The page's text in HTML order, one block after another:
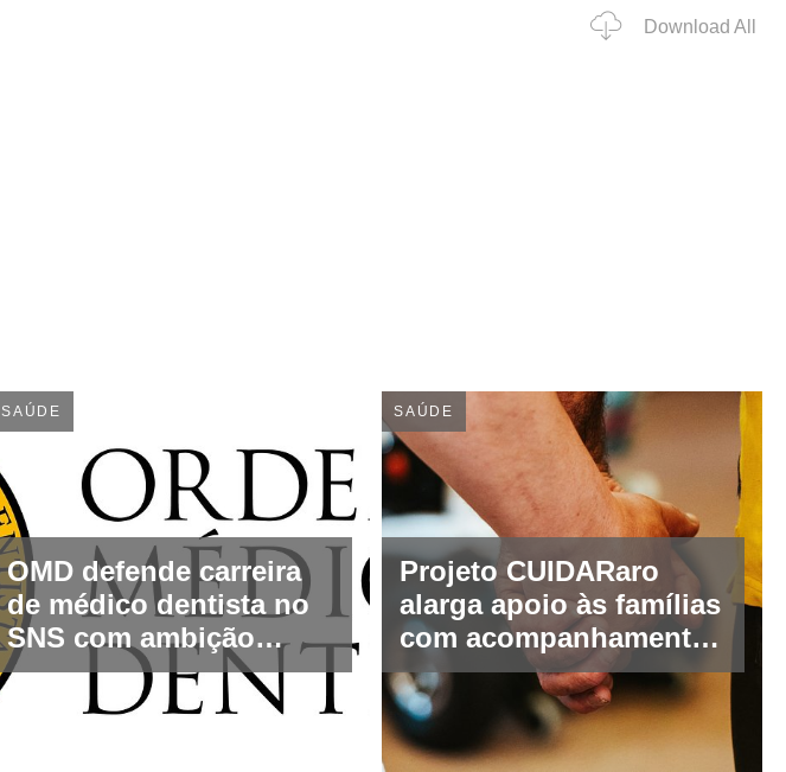
Download All
SAÚDE
OMD defende carreira
de médico dentista no
SNS com ambição
equivalente à carreira
médica
SAÚDE
Projeto CUIDARaro
alarga apoio às famílias
com acompanhamento
psicológico
especializado